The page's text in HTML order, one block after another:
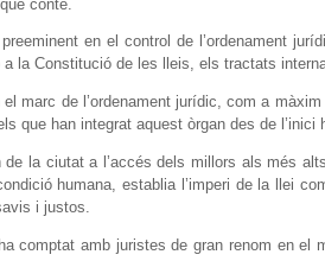
conté.
en el control de l’ordenament
la Constitució de les lleis, els tractats
marc de l’ordenament jurídic, com a
que han integrat aquest òrgan des de l’inici
la ciutat a l’accés dels millors als més
humana, establia l’imperi de la llei
i justos.
comptat amb juristes de gran renom en